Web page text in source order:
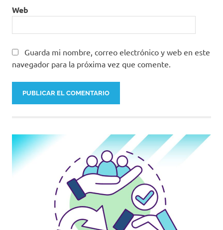
Web
Guarda mi nombre, correo electrónico y web en este
navegador para la próxima vez que comente.